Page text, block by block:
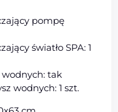
pompę
światło SPA: 1
tak
wodnych: 1 szt.